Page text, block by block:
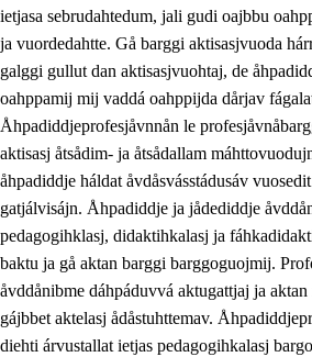
3.4 Åhpadus åhpadusvidnudagán ja
3.5 Profesjåvnåaktisasjvuohta ja
ietjasa sebrudahtedum, jali gudi oajbbu
ja vuordedahtte. Gå barggi aktisasjvuoda
galggi gullut dan aktisasjvuohtaj, de
oahppamij mij vaddá oahppijda dårjav
Åhpadiddjeprofesjåvnnån le
aktisasj åtsådim- ja åtsådallam
åhpadiddje háldat åvdåsvásstádusáv
gatjálvisájn. Åhpadiddje ja jådediddje
pedagogihklasj, didaktihkalasj ja
baktu ja gå aktan barggi barggoguojmij.
åvddånibme dáhpáduvvá aktugattjaj ja
gájbbet aktelasj ådåstuhttemav.
diehti árvustallat ietjas pedagogihkalasj